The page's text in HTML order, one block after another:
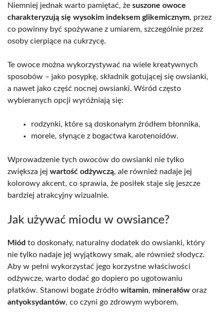
Niemniej jednak warto pamiętać, że suszone owoce
charakteryzują się wysokim indeksem glikemicznym, przez
co powinny być spożywane z umiarem, szczególnie przez
osoby cierpiące na cukrzycę.
Te owoce można wykorzystywać na wiele kreatywnych
sposobów – jako posypkę, składnik gotującej się owsianki,
a nawet jako część nocnej owsianki. Wśród często
wybieranych opcji wyróżniają się:
rodzynki, które są doskonałym źródłem błonnika,
morele, słynące z bogactwa karotenoidów.
Wprowadzenie tych owoców do owsianki nie tylko
zwiększa jej wartość odżywczą, ale również nadaje jej
kolorowy akcent, co sprawia, że posiłek staje się jeszcze
bardziej atrakcyjny wizualnie.
Jak używać miodu w owsiance?
Miód to doskonały, naturalny dodatek do owsianki, który
nie tylko nadaje jej wyjątkowy smak, ale również słodycz.
Aby w pełni wykorzystać jego korzystne właściwości
odżywcze, warto dodać go dopiero po ugotowaniu
płatków. Stanowi bogate źródło witamin, minerałów oraz
antyoksydantów, co czyni go zdrowym wyborem.